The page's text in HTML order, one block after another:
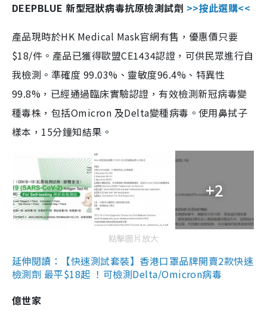
DEEPBLUE 新型冠狀病毒抗原檢測試劑 >>按此選購<<
產品現時於HK Medical Mask官網有售，優惠價只要
$18/件。產品已獲得歐盟CE1434認證，可供民眾進行自
我檢測。準確度 99.03%、靈敏度96.4%、特異性
99.8%，已經通過臨床實驗認證，有效檢測新冠病毒變
種毒株，包括Omicron 及Delta變種病毒。使用鼻拭子
樣本，15分鐘知結果。
+2
點擊圖片放大
延伸閱讀：【快速測試套裝】香港口罩品牌開賣2款快速
檢測劑 最平$18起 ！可檢測Delta/Omicron病毒
億世家